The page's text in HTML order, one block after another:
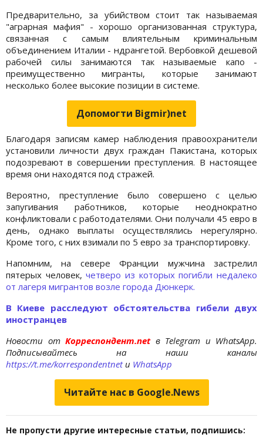
Предварительно, за убийством стоит так называемая
"аграрная мафия" - хорошо организованная структура,
связанная с самым влиятельным криминальным
объединением Италии - ндрангетой. Вербовкой дешевой
рабочей силы занимаются так называемые капо -
преимущественно мигранты, которые занимают
несколько более высокие позиции в системе.
Допомогти Bigmir)net
Благодаря записям камер наблюдения правоохранители
установили личности двух граждан Пакистана, которых
подозревают в совершении преступления. В настоящее
время они находятся под стражей.
Вероятно, преступление было совершено с целью
запугивания работников, которые неоднократно
конфликтовали с работодателями. Они получали 45 евро в
день, однако выплаты осуществлялись нерегулярно.
Кроме того, с них взимали по 5 евро за транспортировку.
Напомним, на севере Франции мужчина застрелил
пятерых человек,четверо из которых погибли недалеко
от лагеря мигрантов возле города Дюнкерк.
В Киеве расследуют обстоятельства гибели двух
иностранцев
Новости отКорреспондент.net в Telegram и WhatsApp.
Подписывайтесь на наши каналы
https://t.me/korrespondentnetи WhatsApp
Читайте нас в Google.News
Не пропусти другие интересные статьи, подпишись: